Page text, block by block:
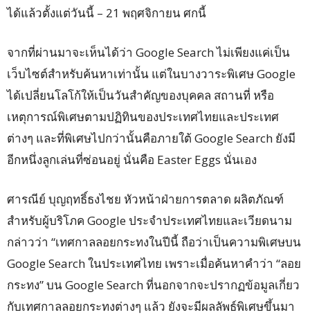
ได้แล้วตั้งแต่วันนี้ – 21 พฤศจิกายน ศกนี้
จากที่ผ่านมาจะเห็นได้ว่า Google Search ไม่เพียงแค่เป็น
เว็บไซต์สำหรับค้นหาเท่านั้น แต่ในบางวาระพิเศษ Google
ได้เปลี่ยนโลโก้ให้เป็นวันสำคัญของบุคคล สถานที่ หรือ
เหตุการณ์พิเศษตามปฏิทินของประเทศไทยและประเทศ
ต่างๆ และที่พิเศษไปกว่านั้นคือภายใต้ Google Search ยังมี
อีกหนึ่งลูกเล่นที่ซ่อนอยู่ นั่นคือ Easter Eggs นั่นเอง
ศารณีย์ บุญฤทธิ์ธงไชย หัวหน้าฝ่ายการตลาด ผลิตภัณฑ์
สำหรับผู้บริโภค Google ประจำประเทศไทยและเวียดนาม
กล่าวว่า “เทศกาลลอยกระทงในปีนี้ ถือว่าเป็นความพิเศษบน
Google Search ในประเทศไทย เพราะเมื่อค้นหาคำว่า “ลอย
กระทง” บน Google Search ที่นอกจากจะปรากฏข้อมูลเกี่ยว
กับเทศกาลลอยกระทงต่างๆ แล้ว ยังจะมีผลลัพธ์พิเศษขึ้นมา